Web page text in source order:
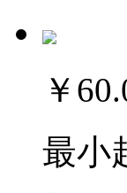
￥
最小